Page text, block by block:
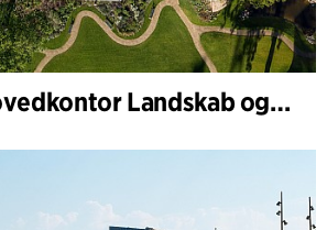
Carlsberg Hovedkontor Landskab og renovering af Carl Jacobsens Have